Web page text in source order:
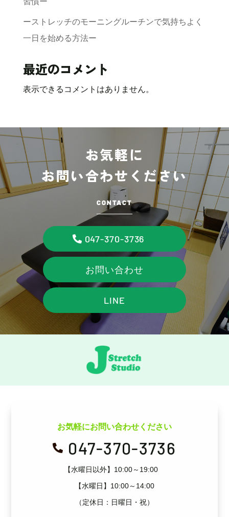
ーストレッチのモーニングルーチンで気持ちよく
一日を始める方法ー
最近のコメント
表示できるコメントはありません。
お気軽に
お問い合わせください
CONTACT
047-370-3736
お問い合わせ
LINE
お気軽にお問い合わせください
 047-370-3736
【水曜日以外】10:00～19:00
【水曜日】10:00～14:00
（定休日：日曜日・祝）